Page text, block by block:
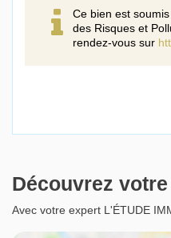
Ce bien est
des Risques et
rendez-vous sur
Découvrez
Avec votre expert L'ÉTUDE